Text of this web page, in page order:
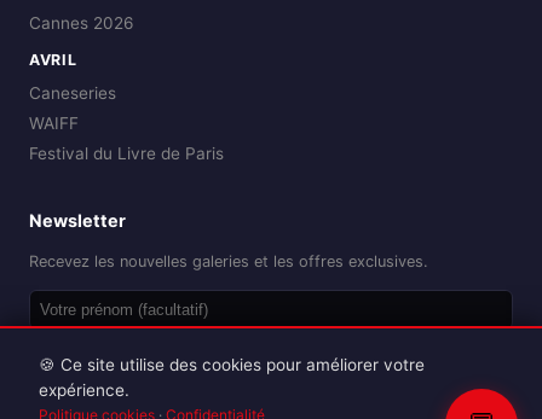
Cannes 2026
AVRIL
Caneseries
WAIFF
Festival du Livre de Paris
Newsletter
Recevez les nouvelles galeries et les offres exclusives.
🍪 Ce site utilise des cookies pour améliorer votre
expérience.
Politique cookies · Confidentialité